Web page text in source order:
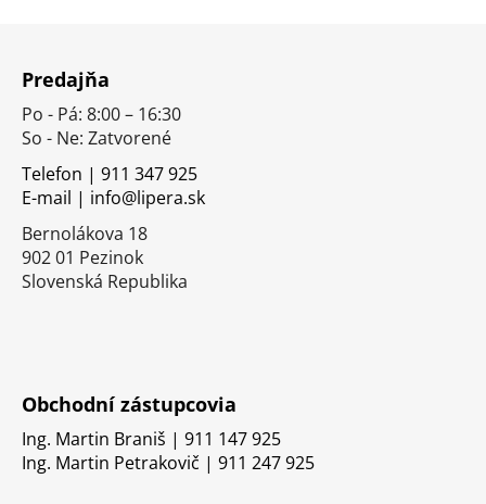
Predajňa
Po - Pá: 8:00 – 16:30
So - Ne: Zatvorené
Telefon | 911 347 925
E-mail | info@lipera.sk
Bernolákova 18
902 01 Pezinok
Slovenská Republika
Obchodní zástupcovia
Ing. Martin Braniš | 911 147 925
Ing. Martin Petrakovič | 911 247 925